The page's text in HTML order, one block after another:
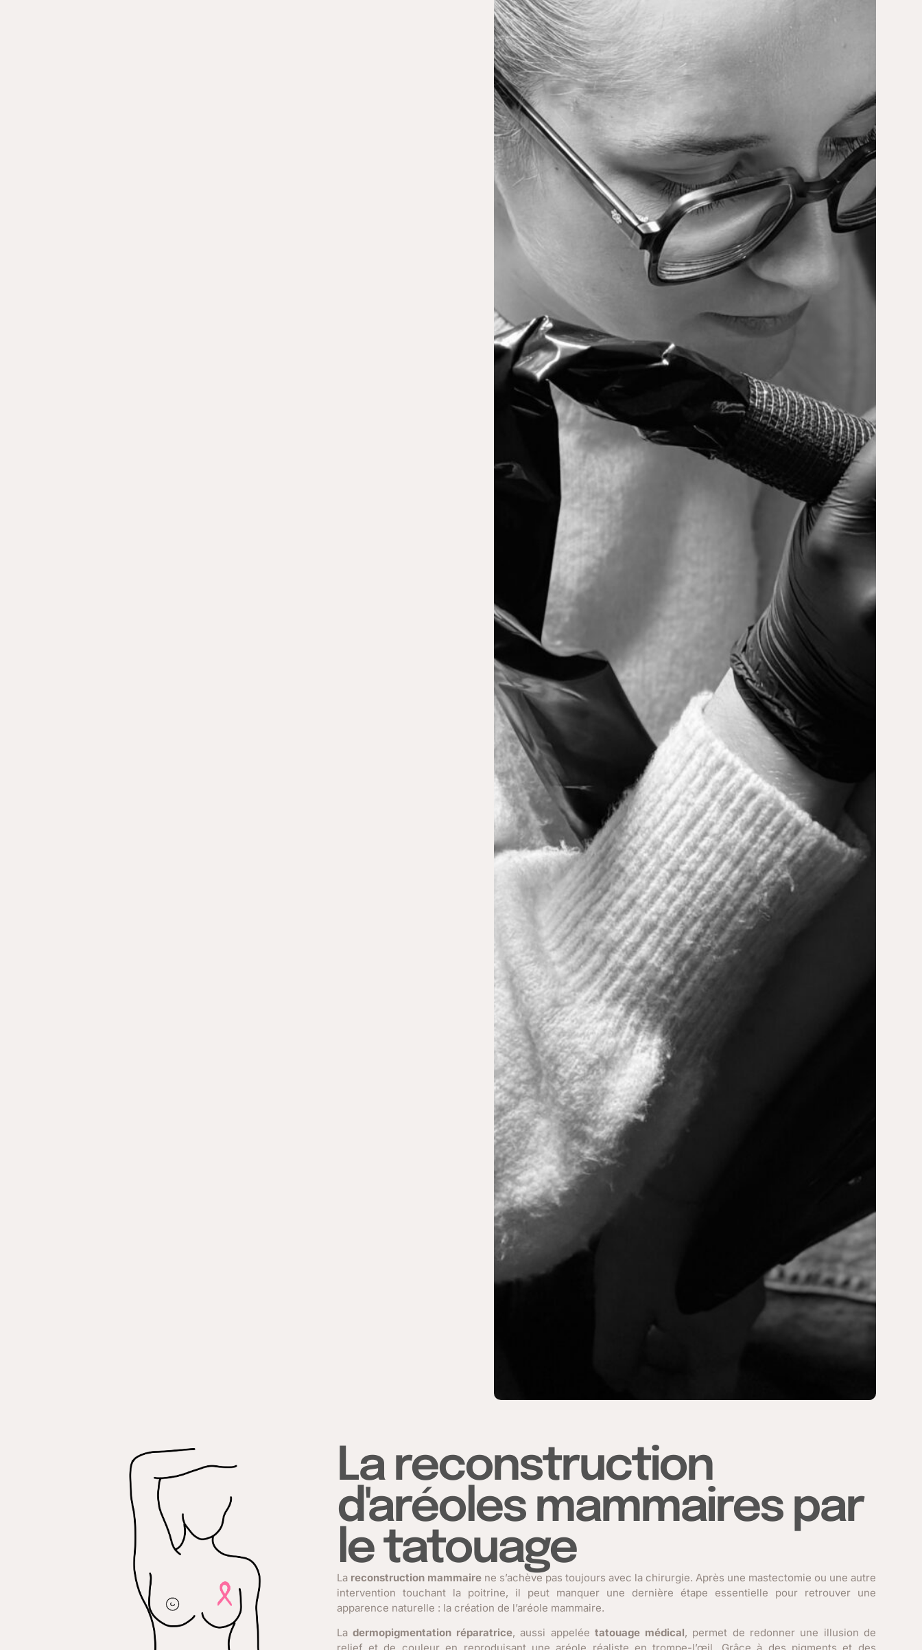
La reconstruction
d'aréoles mammaires par
le tatouage
La reconstruction mammairene s’achève pas toujours avec la chirurgie. Après une mastectomie ou une autre
intervention touchant la poitrine, il peut manquer une dernière étape essentielle pour retrouver une
apparence naturelle : la création de l’aréole mammaire.
La dermopigmentation réparatrice, aussi appelée tatouage médical, permet de redonner une illusion de